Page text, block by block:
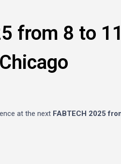
from 8 to
at the next FABTECH 2025